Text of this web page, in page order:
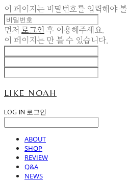
이 페이지는 비밀번호를 입력해야
먼저 로그인 후 이용해주세요.
이 페이지는 만 볼 수 있습니다.
LIKE NOAH
LOG IN 로그인
ABOUT
SHOP
REVIEW
Q&A
NEWS